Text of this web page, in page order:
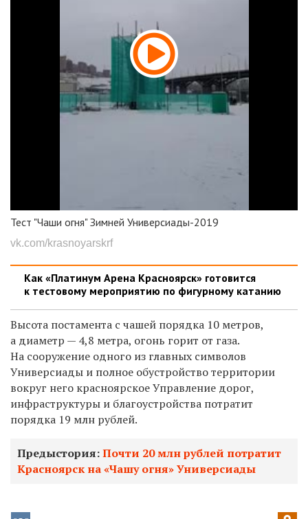
Тест "Чаши огня" Зимней Универсиады-2019
vk.com/krasnoyarskrf
Как «Платинум Арена Красноярск» готовится
к тестовому мероприятию по фигурному катанию
Высота постамента с чашей порядка 10 метров,
а диаметр — 4,8 метра, огонь горит от газа.
На сооружение одного из главных символов
Универсиады и полное обустройство территории
вокруг него красноярское Управление дорог,
инфраструктуры и благоустройства потратит
порядка 19 млн рублей.
Предыстория:Почти 20 млн рублей потратит
Красноярск на «Чашу огня» Универсиады